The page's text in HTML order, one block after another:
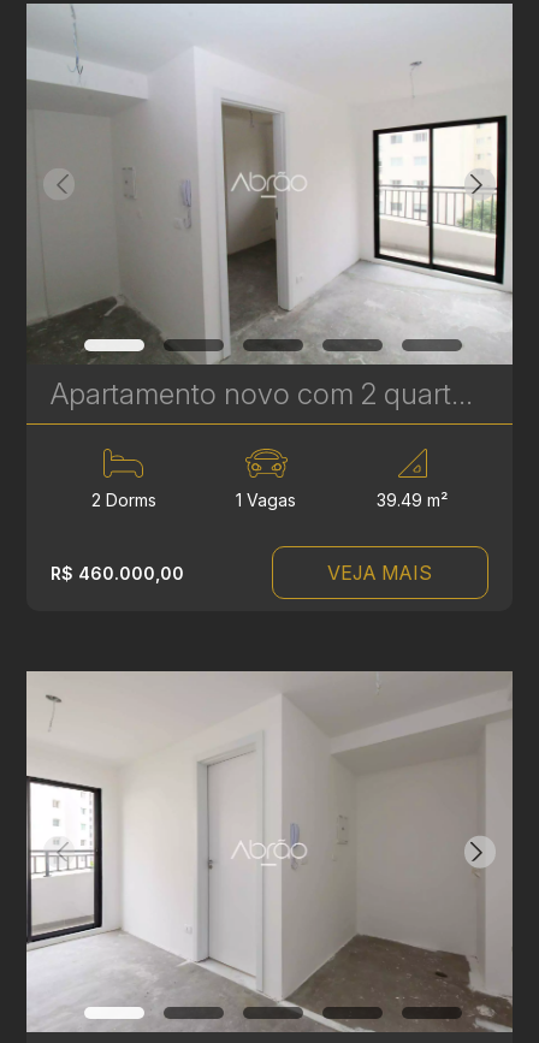
Apartamento novo com 2 quartos à Venda no Vila Izabel - 39 m² | Ref 646
2 Dorms 1 Vagas 39.49 m²
R$ 460.000,00 VEJA MAIS